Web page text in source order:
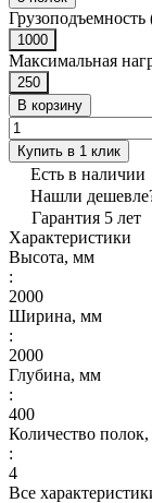
Грузоподъемность
1000
Максимальная
250
В корзину
Купить в 1 клик
Есть в наличии
Нашли
Гарантия 5 лет
Характеристики
Высота, мм
:
2000
Ширина, мм
:
2000
Глубина, мм
:
400
Количество
:
4
Все